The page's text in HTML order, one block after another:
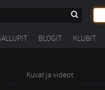
BLOGIT KLUBIT
Kuvat ja videot